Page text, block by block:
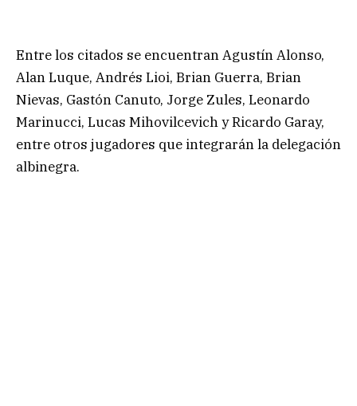
Entre los citados se encuentran Agustín Alonso,
Alan Luque, Andrés Lioi, Brian Guerra, Brian
Nievas, Gastón Canuto, Jorge Zules, Leonardo
Marinucci, Lucas Mihovilcevich y Ricardo Garay,
entre otros jugadores que integrarán la delegación
albinegra.